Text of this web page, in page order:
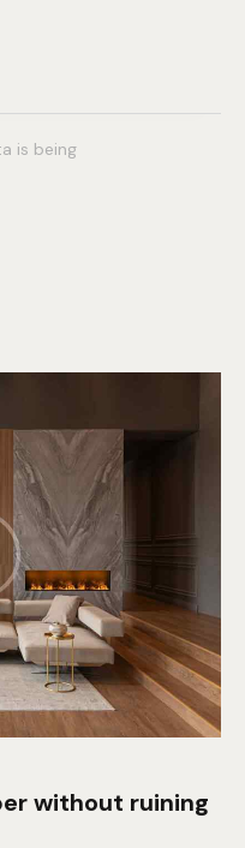
is being
without ruining